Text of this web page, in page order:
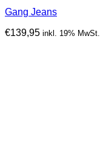
Gang Jeans
€139,95 inkl. 19% MwSt.